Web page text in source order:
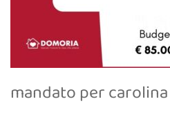
mandato per carolina